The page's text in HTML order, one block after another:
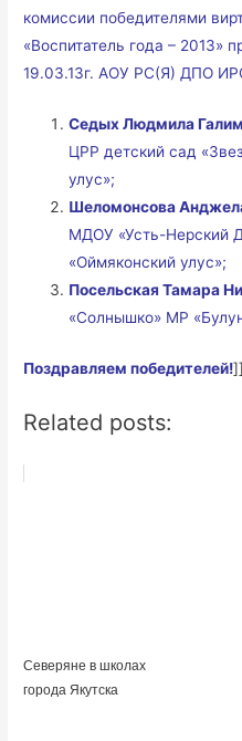
комиссии победителями
«Воспитатель года – 2013»
19.03.13г. АОУ РС(Я) ДПО
Седых Людмила
ЦРР детский сад
улус»;
Шеломонсова
МДОУ «Усть-Нерский
«Оймяконский улус»;
Посельская Тамара
«Солнышко» МР
Поздравляем победителей!
Related posts:
Северяне в школах
города Якутска